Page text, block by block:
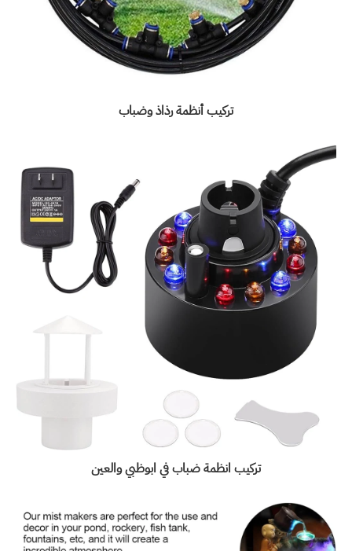
تركيب أنظمة رذاذ وضباب
تركيب انظمة ضبابفي ابوظبي والعين